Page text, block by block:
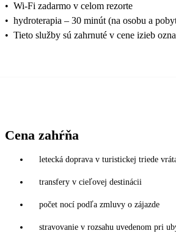
• Wi-Fi zadarmo v celom rezorte
• hydroterapia – 30 minút (na osobu a
• Tieto služby sú zahrnuté v cene izieb
Cena zahŕňa
letecká doprava v turistickej triede
transfery v cieľovej destinácii
počet nocí podľa zmluvy o zájazde
stravovanie v rozsahu uvedenom pri